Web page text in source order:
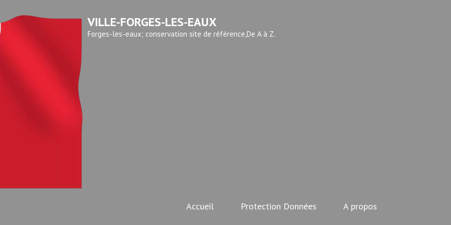
VILLE-FORGES-LES-EAUX
Forges-les-eaux; conservation site de référence,De A à Z.
Accueil Protection Données A propos